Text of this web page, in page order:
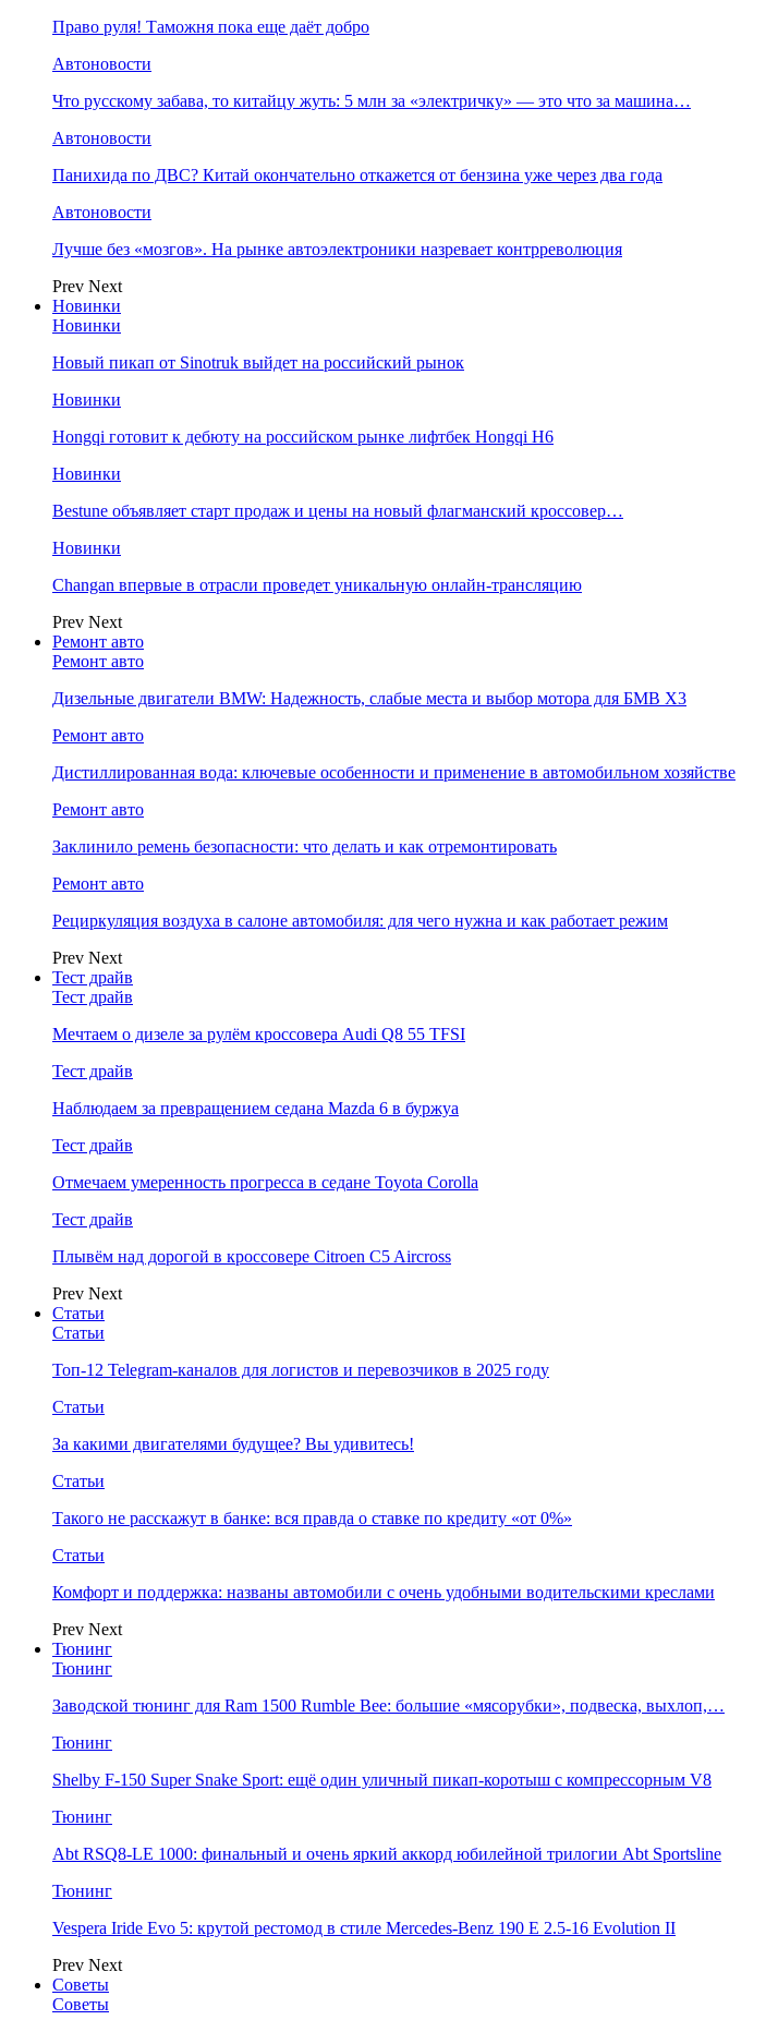
Право руля! Таможня пока еще даёт добро
Автоновости
Что русскому забава, то китайцу жуть: 5 млн за «электричку» — это что за машина…
Автоновости
Панихида по ДВС? Китай окончательно откажется от бензина уже через два года
Автоновости
Лучше без «мозгов». На рынке автоэлектроники назревает контрреволюция
Prev Next
Новинки
Новинки
Новый пикап от Sinotruk выйдет на российский рынок
Новинки
Hongqi готовит к дебюту на российском рынке лифтбек Hongqi H6
Новинки
Bestune объявляет старт продаж и цены на новый флагманский кроссовер…
Новинки
Changan впервые в отрасли проведет уникальную онлайн-трансляцию
Prev Next
Ремонт авто
Ремонт авто
Дизельные двигатели BMW: Надежность, слабые места и выбор мотора для БМВ Х3
Ремонт авто
Дистиллированная вода: ключевые особенности и применение в автомобильном хозяйстве
Ремонт авто
Заклинило ремень безопасности: что делать и как отремонтировать
Ремонт авто
Рециркуляция воздуха в салоне автомобиля: для чего нужна и как работает режим
Prev Next
Тест драйв
Тест драйв
Мечтаем о дизеле за рулём кроссовера Audi Q8 55 TFSI
Тест драйв
Наблюдаем за превращением седана Mazda 6 в буржуа
Тест драйв
Отмечаем умеренность прогресса в седане Toyota Corolla
Тест драйв
Плывём над дорогой в кроссовере Citroen C5 Aircross
Prev Next
Статьи
Статьи
Топ-12 Telegram-каналов для логистов и перевозчиков в 2025 году
Статьи
За какими двигателями будущее? Вы удивитесь!
Статьи
Такого не расскажут в банке: вся правда о ставке по кредиту «от 0%»
Статьи
Комфорт и поддержка: названы автомобили с очень удобными водительскими креслами
Prev Next
Тюнинг
Тюнинг
Заводской тюнинг для Ram 1500 Rumble Bee: большие «мясорубки», подвеска, выхлоп,…
Тюнинг
Shelby F-150 Super Snake Sport: ещё один уличный пикап-коротыш с компрессорным V8
Тюнинг
Abt RSQ8-LE 1000: финальный и очень яркий аккорд юбилейной трилогии Abt Sportsline
Тюнинг
Vespera Iride Evo 5: крутой рестомод в стиле Mercedes-Benz 190 E 2.5-16 Evolution II
Prev Next
Советы
Советы